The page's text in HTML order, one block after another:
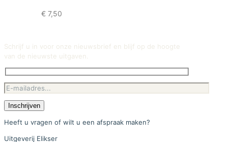
€ 7,50
Schrijf u in voor onze nieuwsbrief en blijf op de hoogte
van de nieuwste uitgaven.
Heeft u vragen of wilt u een afspraak maken?
Uitgeverij Elikser